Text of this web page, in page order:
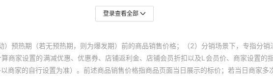
登录查看全部
预热期（若无预热期，则为爆发期）前的商品销售价格；（2）分销场景下，专指分
商家设置的满减优惠、优惠券、店铺返利金、店铺会员折扣以及L会员价、商家设置
家的自行设置为准）。前述商品销售价格指商品页面当日展示的标价；若当日商家多